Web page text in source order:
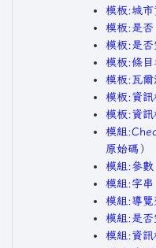
模板:城市
模板:是否
模板:是否
模板:條目
模板:瓦爾
模板:資訊
模板:資
模組
原始碼 ）​
模組:參數
模組:字串
模組:導覽
模組:是否
模組:資訊